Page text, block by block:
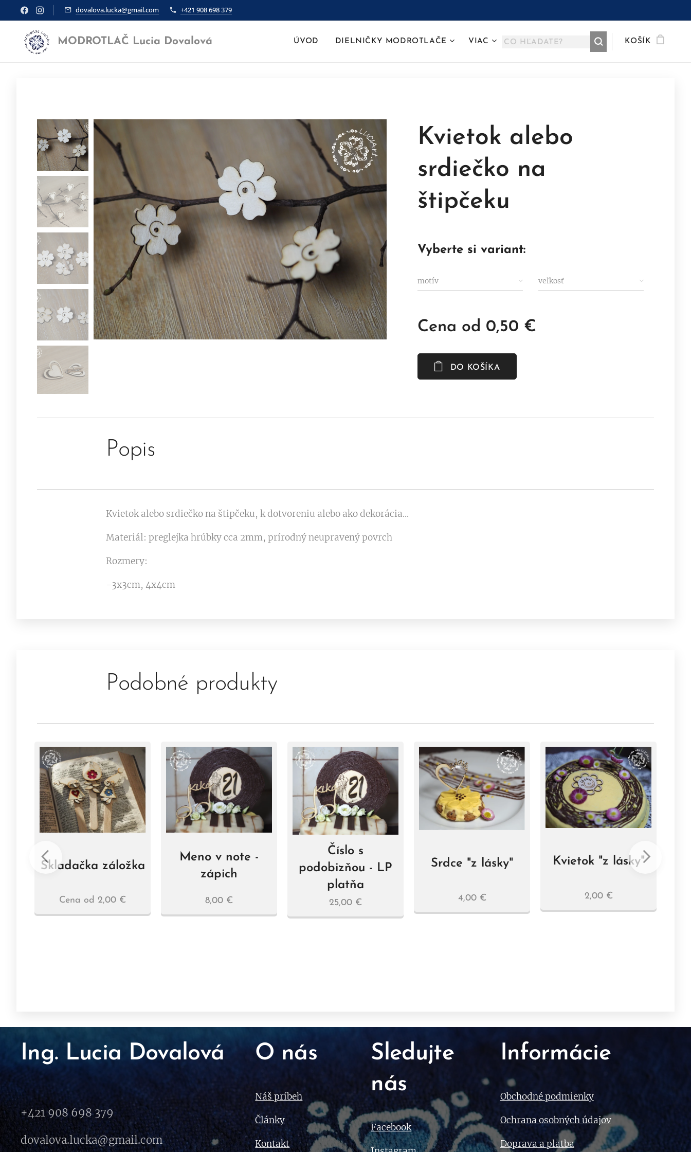
dovalova.lucka@gmail.com +421 908 698 379
MODROTLAČ Lucia Dovalová ÚVOD DIELNIČKY MODROTLAČE VIAC KOŠÍK
Kvietok alebo
srdiečko na
štipčeku
Vyberte si variant:
motív veľkosť
Cena od 0,50 €
DO KOŠÍKA
Popis
Kvietok alebo srdiečko na štipčeku, k dotvoreniu alebo ako dekorácia...
Materiál: preglejka hrúbky cca 2mm, prírodný neupravený povrch
Rozmery:
-3x3cm, 4x4cm
Podobné produkty
Skladačka záložka
Cena od 2,00 €
Meno v note -
zápich
8,00 €
Číslo s
podobizňou - LP
platňa
25,00 €
Srdce "z lásky"
4,00€
Kvietok "z lásky"
2,00€
Ing. Lucia Dovalová
+421 908 698 379
dovalova.lucka@gmail.com
O nás
Náš príbeh
Články
Kontakt
Sledujte
nás
Facebook
Informácie
Obchodné podmienky
Ochrana osobných údajov
Doprava a platba